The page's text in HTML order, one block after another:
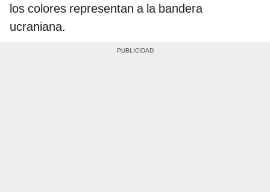
los colores representan a la bandera
ucraniana.